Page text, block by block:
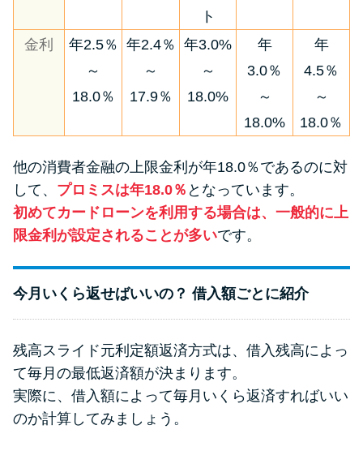
年収が低い＆他社借入があると
落ちる？バンクイックの口コミ
合わせ先とシーン別の問い合わ
ト
金利
年2.5％
～
18.0％
年2.4％
～
17.9％
年3.0%
～
18.0%
年
3.0％
～
18.0%
年
4.5％
～
18.0％
他の消費者金融の上限金利が年18.0％であるのに対
して、 プロミスは年18.0％ となっています。
初めてカードローンを利用する場合は、一般的に上
限金利が設定されることが多いです。
今月いくら返せばいいの？ 借入額ごとに紹介
残高スライド元利定額返済方式は、借入残高によっ
て毎月の最低返済額が決まります。
実際に、借入額によって毎月いくら返済すればいい
のか計算してみましょう。